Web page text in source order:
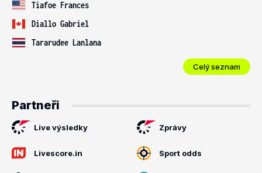
Tiafoe Frances
Diallo Gabriel
Tararudee Lanlana
Celý seznam
Partneři
Live výsledky Zprávy
Livescore.in Sport odds